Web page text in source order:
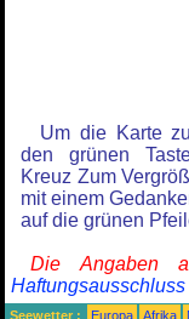
Um die Karte
den grünen
Kreuz Zum
mit einem
auf die grünen
Die Angaben
Haftungsausschluss
Seewetter : Europa Afrika